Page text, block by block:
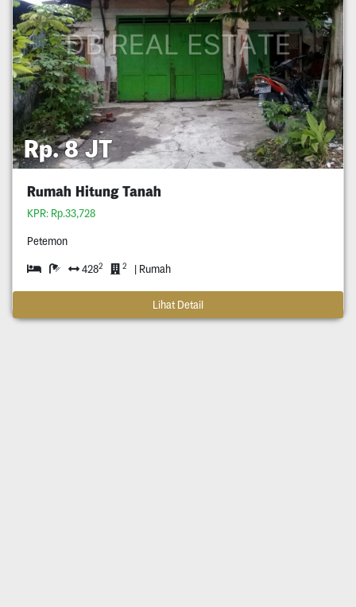
Rp. 8 JT
Rumah Hitung Tanah
KPR: Rp.33,728
Petemon
4282 2 | Rumah
Lihat Detail